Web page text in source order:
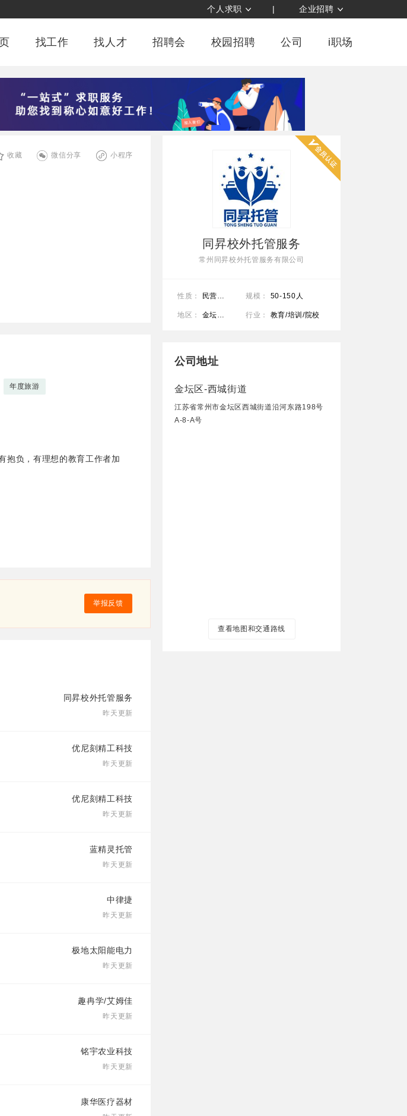
个人求职 | 企业招聘
找工作 找人才 招聘会 校园招聘 公司 i职场
收藏 微信分享 小程序
年度旅游
抱负，有理想的教育工作者加
举报反馈
同昇校外托管服务
昨天更新
优尼刻精工科技
昨天更新
优尼刻精工科技
昨天更新
蓝精灵托管
昨天更新
中律捷
昨天更新
极地太阳能电力
昨天更新
趣冉学/艾姆佳
昨天更新
铭宇农业科技
昨天更新
康华医疗器材
同昇校外托管服务
常州同昇校外托管服务有限公司
性质： 民营公司 规模： 50-150人
地区： 金坛区-西城街道 行业： 教育/培训/院校
公司地址
金坛区-西城街道
江苏省常州市金坛区西城街道沿河东路198号
A-8-A号
查看地图和交通路线